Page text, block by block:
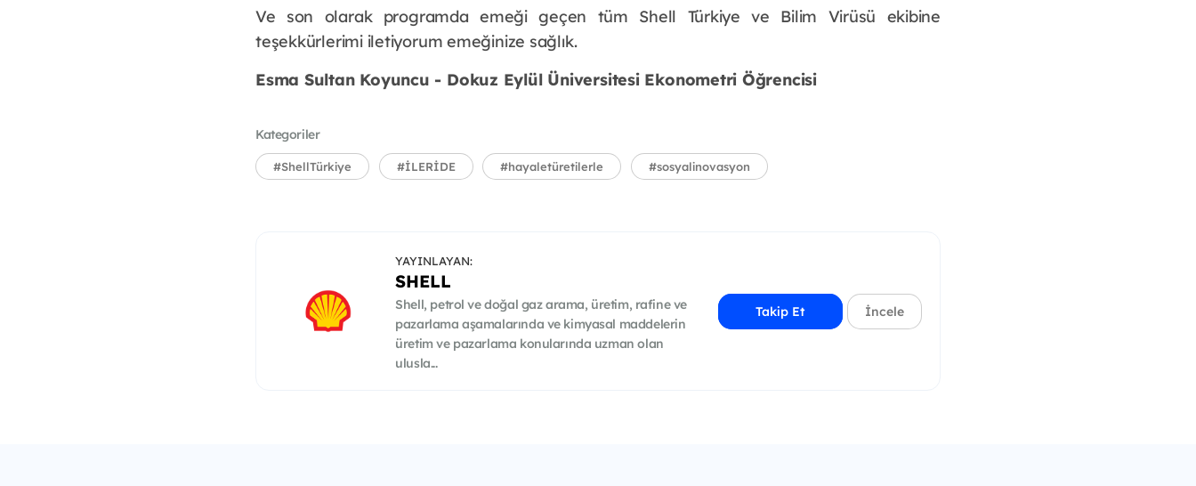
Ve son olarak programda emeği geçen tüm Shell Türkiye ve Bilim Virüsü ekibine
teşekkürlerimi iletiyorum emeğinize sağlık.
Esma Sultan Koyuncu - Dokuz Eylül Üniversitesi Ekonometri Öğrencisi
Kategoriler
#ShellTürkiye #İLERİDE #hayaletüretilerle #sosyalinovasyon
YAYINLAYAN:
SHELL
Shell, petrol ve doğal gaz arama, üretim, rafine ve
pazarlama aşamalarında ve kimyasal maddelerin
üretim ve pazarlama konularında uzman olan
ulusla...
Takip Et İncele